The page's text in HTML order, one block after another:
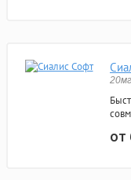
20мг
от